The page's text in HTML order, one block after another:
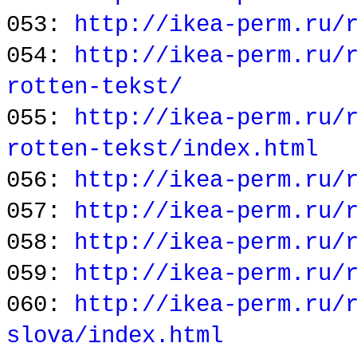
053: http://ikea-perm.ru/
054: http://ikea-perm.ru/
rotten-tekst/
055: http://ikea-perm.ru/
rotten-tekst/index.html
056: http://ikea-perm.ru/
057: http://ikea-perm.ru/
058: http://ikea-perm.ru/
059: http://ikea-perm.ru/
060: http://ikea-perm.ru/
slova/index.html